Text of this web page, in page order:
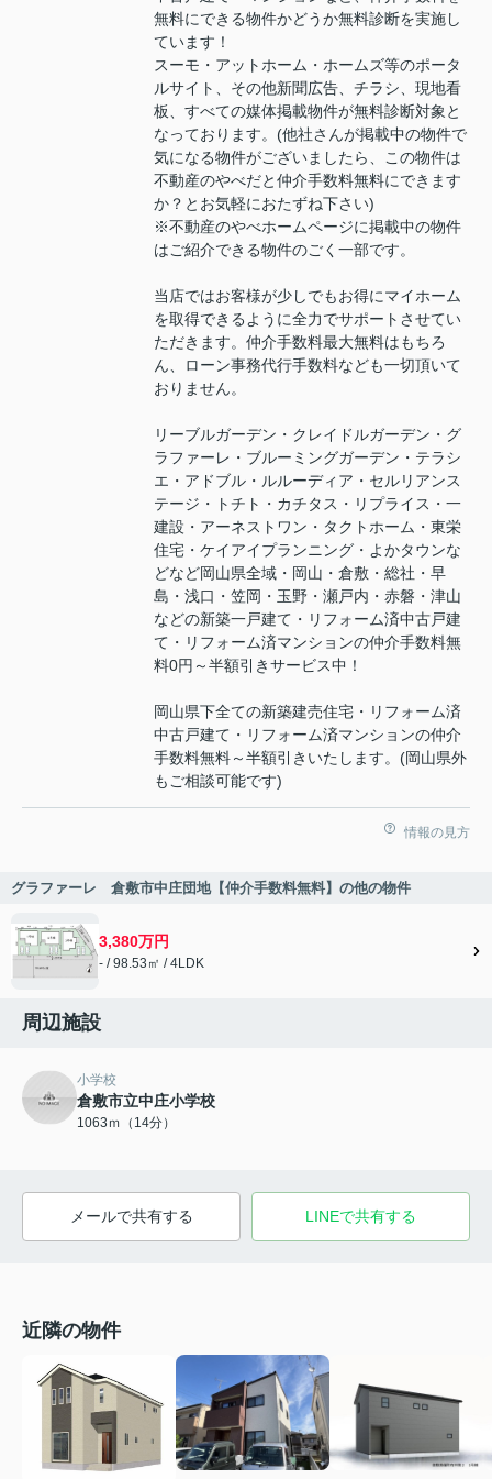
無料にできる物件かどうか無料診断を実施し
ています！
スーモ・アットホーム・ホームズ等のポータ
ルサイト、その他新聞広告、チラシ、現地看
板、すべての媒体掲載物件が無料診断対象と
なっております。(他社さんが掲載中の物件で
気になる物件がございましたら、この物件は
不動産のやべだと仲介手数料無料にできます
か？とお気軽におたずね下さい)
※不動産のやべホームページに掲載中の物件
はご紹介できる物件のごく一部です。
当店ではお客様が少しでもお得にマイホーム
を取得できるように全力でサポートさせてい
ただきます。仲介手数料最大無料はもちろ
ん、ローン事務代行手数料なども一切頂いて
おりません。
リーブルガーデン・クレイドルガーデン・グ
ラファーレ・ブルーミングガーデン・テラシ
エ・アドブル・ルルーディア・セルリアンス
テージ・トチト・カチタス・リプライス・一
建設・アーネストワン・タクトホーム・東栄
住宅・ケイアイプランニング・よかタウンな
どなど岡山県全域・岡山・倉敷・総社・早
島・浅口・笠岡・玉野・瀬戸内・赤磐・津山
などの新築一戸建て・リフォーム済中古戸建
て・リフォーム済マンションの仲介手数料無
料0円～半額引きサービス中！
岡山県下全ての新築建売住宅・リフォーム済
中古戸建て・リフォーム済マンションの仲介
手数料無料～半額引きいたします。(岡山県外
もご相談可能です)
情報の見方
グラファーレ 倉敷市中庄団地【仲介手数料無料】の他の物件
3,380万円
- / 98.53㎡ / 4LDK
周辺施設
小学校
倉敷市立中庄小学校
1063ｍ（14分）
メールで共有する LINEで共有する
近隣の物件